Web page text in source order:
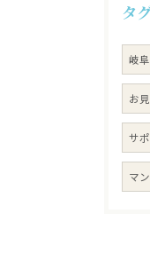
タ
岐阜
お
サ
マ